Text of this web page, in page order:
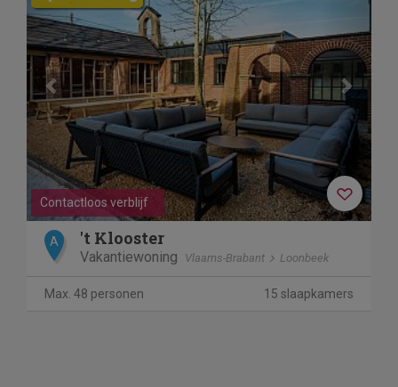
Contactloos verblijf
A 't Klooster
Vakantiewoning Vlaams-Brabant Loonbeek
Max. 48 personen 15 slaapkamers